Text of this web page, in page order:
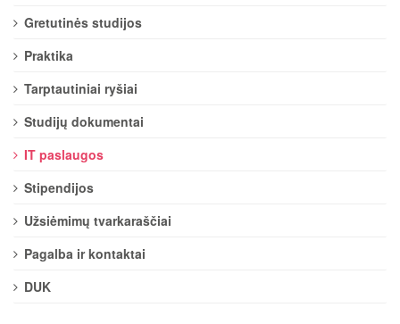
Gretutinės studijos
Praktika
Tarptautiniai ryšiai
Studijų dokumentai
IT paslaugos
Stipendijos
Užsiėmimų tvarkaraščiai
Pagalba ir kontaktai
DUK